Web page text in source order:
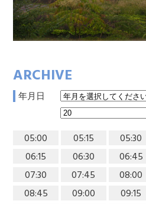
ARCHIVE
年月日
05:00 05:15 05:30
06:15
06:30 06:45
07:30
07:45 08:00
08:45
09:00 09:15